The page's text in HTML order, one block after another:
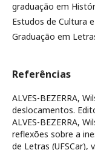
graduação em
Estudos de Cultura
Graduação em
Referências
ALVES-BEZERRA,
deslocamentos.
ALVES-BEZERRA,
reflexões sobre a
de Letras (UFSCar),